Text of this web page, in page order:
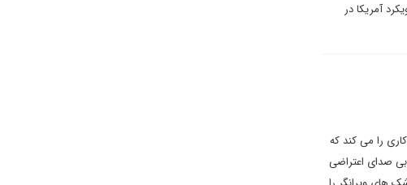
آمریکا در
را می کند که
صدای اعتراضی